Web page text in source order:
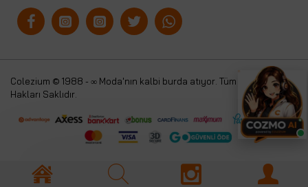
Colezium © 1988 - ∞ Moda'nın kalbi burda atıyor. Tüm
Hakları Saklıdır.
Colezium